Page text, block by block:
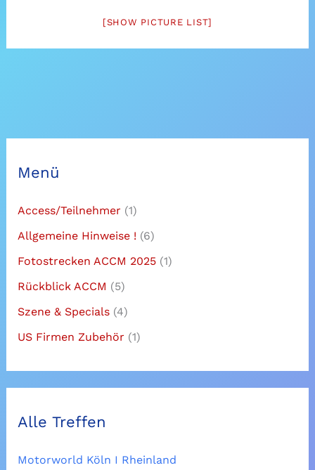
[SHOW PICTURE LIST]
Menü
Access/Teilnehmer (1)
Allgemeine Hinweise !(6)
Fotostrecken ACCM 2025(1)
Rückblick ACCM (5)
Szene & Specials(4)
US Firmen Zubehör (1)
Alle Treffen
Motorworld Köln I Rheinland